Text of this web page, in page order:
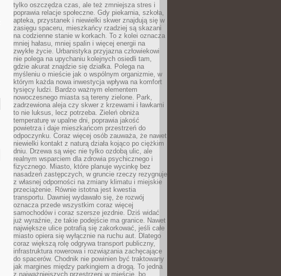
tylko oszczędza czas, ale też zmniejsza stres i
poprawia relacje społeczne. Gdy piekarnia, szkoła,
apteka, przystanek i niewielki skwer znajdują się w
zasięgu spaceru, mieszkańcy rzadziej są skazani
na codzienne stanie w korkach. To z kolei oznacza
mniej hałasu, mniej spalin i więcej energii na
zwykłe życie. Urbanistyka przyjazna człowiekowi
nie polega na upychaniu kolejnych osiedli tam,
gdzie akurat znajdzie się działka. Polega na
myśleniu o mieście jak o wspólnym organizmie, w
którym każda nowa inwestycja wpływa na komfort
tysięcy ludzi. Bardzo ważnym elementem
nowoczesnego miasta są tereny zielone. Park,
zadrzewiona aleja czy skwer z krzewami i ławkami
to nie luksus, lecz potrzeba. Zieleń obniża
temperaturę w upalne dni, poprawia jakość
powietrza i daje mieszkańcom przestrzeń do
odpoczynku. Coraz więcej osób zauważa, że nawet
niewielki kontakt z naturą działa kojąco po ciężkim
dniu. Drzewa są więc nie tylko ozdobą ulic, ale
realnym wsparciem dla zdrowia psychicznego i
fizycznego. Miasto, które planuje wycinkę bez
nasadzeń zastępczych, w gruncie rzeczy rezygnuje
z własnej odporności na zmiany klimatu i miejskie
przeciążenie. Równie istotna jest kwestia
transportu. Dawniej wydawało się, że rozwój
oznacza przede wszystkim coraz więcej
samochodów i coraz szersze jezdnie. Dziś widać
już wyraźnie, że takie podejście ma granice. Nawet
największe ulice potrafią się zakorkować, jeśli całe
miasto opiera się wyłącznie na ruchu aut. Dlatego
coraz większą rolę odgrywa transport publiczny,
infrastruktura rowerowa i rozwiązania zachęcające
do spacerów. Chodnik nie powinien być traktowany
jak margines między parkingiem a drogą. To jedna
z najważniejszych przestrzeni w mieście, bo